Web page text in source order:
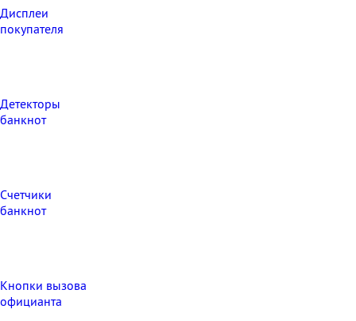
Дисплеи
покупателя
Детекторы
банкнот
Счетчики
банкнот
Кнопки вызова
официанта